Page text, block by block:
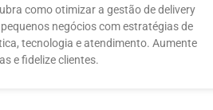
como otimizar a gestão de delivery
negócios com estratégias de
tecnologia e atendimento. Aumente
e fidelize clientes.